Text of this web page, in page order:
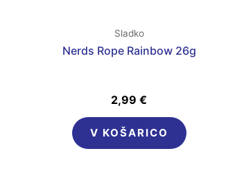
Sladko
Nerds Rope Rainbow 26g
2,99 €
V KOŠARICO